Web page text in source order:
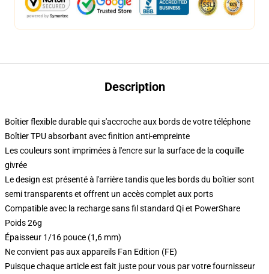
Description
Boîtier flexible durable qui s'accroche aux bords de votre téléphone
Boîtier TPU absorbant avec finition anti-empreinte
Les couleurs sont imprimées à l'encre sur la surface de la coquille
givrée
Le design est présenté à l'arrière tandis que les bords du boîtier sont
semi transparents et offrent un accès complet aux ports
Compatible avec la recharge sans fil standard Qi et PowerShare
Poids 26g
Épaisseur 1/16 pouce (1,6 mm)
Ne convient pas aux appareils Fan Edition (FE)
Puisque chaque article est fait juste pour vous par votre fournisseur